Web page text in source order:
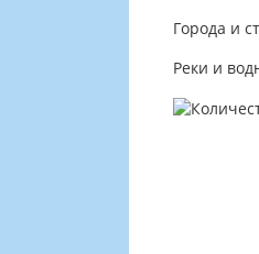
Города и
Реки и